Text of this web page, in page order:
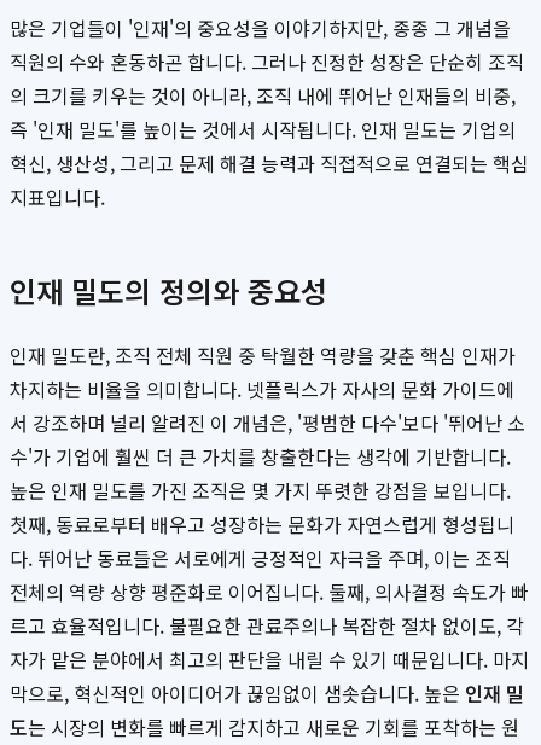
많은 기업들이 '인재'의 중요성을 이야기하지만, 종종 그 개념을
직원의 수와 혼동하곤 합니다. 그러나 진정한 성장은 단순히 조직
의 크기를 키우는 것이 아니라, 조직 내에 뛰어난 인재들의 비중,
즉 '인재 밀도'를 높이는 것에서 시작됩니다. 인재 밀도는 기업의
혁신, 생산성, 그리고 문제 해결 능력과 직접적으로 연결되는 핵심
지표입니다.
인재 밀도의 정의와 중요성
인재 밀도란, 조직 전체 직원 중 탁월한 역량을 갖춘 핵심 인재가
차지하는 비율을 의미합니다. 넷플릭스가 자사의 문화 가이드에
서 강조하며 널리 알려진 이 개념은, '평범한 다수'보다 '뛰어난 소
수'가 기업에 훨씬 더 큰 가치를 창출한다는 생각에 기반합니다.
높은 인재 밀도를 가진 조직은 몇 가지 뚜렷한 강점을 보입니다.
첫째, 동료로부터 배우고 성장하는 문화가 자연스럽게 형성됩니
다. 뛰어난 동료들은 서로에게 긍정적인 자극을 주며, 이는 조직
전체의 역량 상향 평준화로 이어집니다. 둘째, 의사결정 속도가 빠
르고 효율적입니다. 불필요한 관료주의나 복잡한 절차 없이도, 각
자가 맡은 분야에서 최고의 판단을 내릴 수 있기 때문입니다. 마지
막으로, 혁신적인 아이디어가 끊임없이 샘솟습니다. 높은 인재 밀
도는 시장의 변화를 빠르게 감지하고 새로운 기회를 포착하는 원